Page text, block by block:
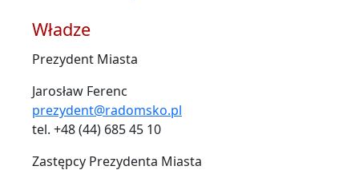
Władze
Prezydent Miasta
Jarosław Ferenc
prezydent@radomsko.pl
tel. +48 (44) 685 45 10
Zastępcy Prezydenta Miasta